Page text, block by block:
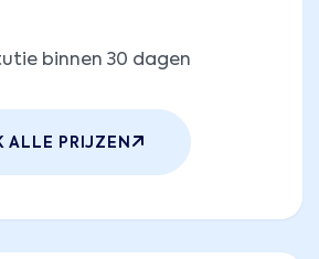
binnen 30 dagen
ALLE PRIJZEN